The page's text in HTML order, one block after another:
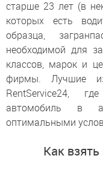
старше 23 лет (в
которых есть
образца,
необходимой для
классов, марок и
фирмы. Лучшие
RentService24,
автомобиль в
оптимальными
Как